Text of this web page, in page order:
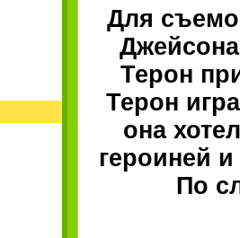
Для
Терон
Терон
она
героиней
По